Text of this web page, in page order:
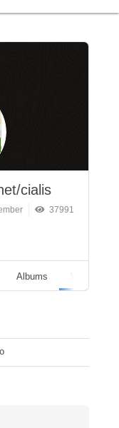
cialis
37991
Albums Videos